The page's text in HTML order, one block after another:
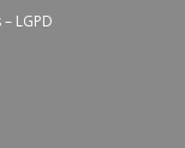
LGPD